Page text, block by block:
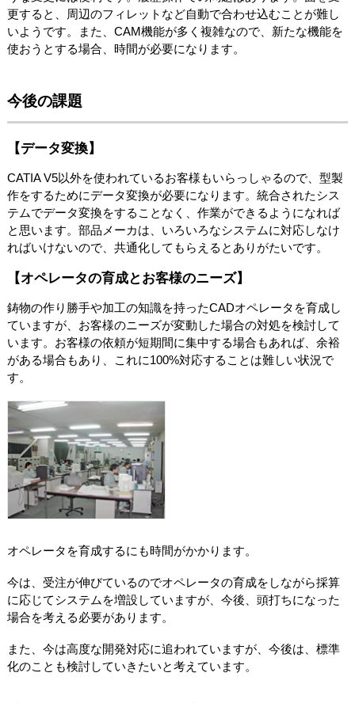
更すると、周辺のフィレットなど自動で合わせ込むことが難し
いようです。また、CAM機能が多く複雑なので、新たな機能を
使おうとする場合、時間が必要になります。
今後の課題
【データ変換】
CATIA V5以外を使われているお客様もいらっしゃるので、型製
作をするためにデータ変換が必要になります。統合されたシス
テムでデータ変換をすることなく、作業ができるようになれば
と思います。部品メーカは、いろいろなシステムに対応しなけ
ればいけないので、共通化してもらえるとありがたいです。
【オペレータの育成とお客様のニーズ】
鋳物の作り勝手や加工の知識を持ったCADオペレータを育成し
ていますが、お客様のニーズが変動した場合の対処を検討して
います。お客様の依頼が短期間に集中する場合もあれば、余裕
がある場合もあり、これに100%対応することは難しい状況で
す。
オペレータを育成するにも時間がかかります。
今は、受注が伸びているのでオペレータの育成をしながら採算
に応じてシステムを増設していますが、今後、頭打ちになった
場合を考える必要があります。
また、今は高度な開発対応に追われていますが、今後は、標準
化のことも検討していきたいと考えています。